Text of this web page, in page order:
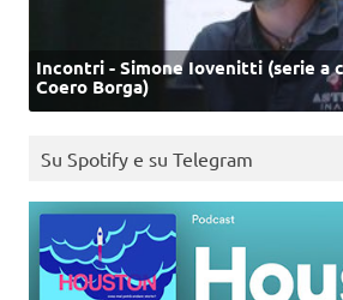
Incontri - Simone Iovenitti (serie a
Coero Borga)
Su Spotify e su Telegram